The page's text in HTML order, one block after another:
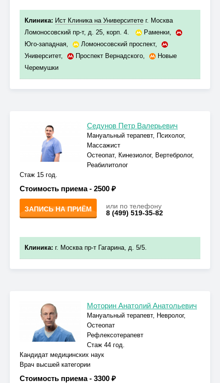
Клиника: Ист Клиника на Университете г. Москва
Ломоносовский пр-т, д. 25, корп. 4.
Раменки,
Юго-западная, Ломоносовский проспект,
Университет, Проспект Вернадского,
Новые
Черемушки
Седунов Петр Валерьевич
Мануальный терапевт, Психолог,
Массажист
Остеопат, Кинезиолог, Вертебролог,
Реабилитолог
Стаж 15 год.
Стоимость приема - 2500 ₽
ЗАПИСЬ НА ПРИЁМ
или по телефону
8 (499) 519-35-82
Клиника: г. Москва пр-т Гагарина, д. 5/5.
Моторин Анатолий Анатольевич
Мануальный терапевт, Невролог,
Остеопат
Рефлексотерапевт
Стаж 44 год.
Кандидат медицинских наук
Врач высшей категории
Стоимость приема - 3300 ₽